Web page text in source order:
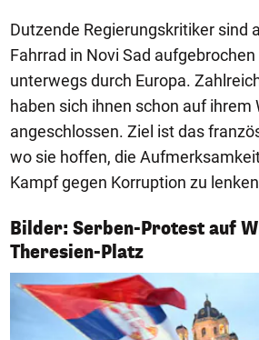
Dutzende Regierungskritiker sind
Fahrrad in Novi Sad
unterwegs durch Europa.
haben sich ihnen schon auf ihrem
angeschlossen. Ziel ist das
wo sie hoffen, die
Kampf gegen Korruption zu
Bilder: Serben-Protest auf
Theresien-Platz
1/12